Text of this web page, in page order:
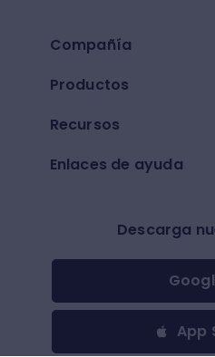
Compañía
Productos
Recursos
Enlaces de ayuda
Descarga
App